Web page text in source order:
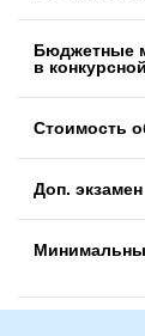
Бюджетные
в
Стоимость
Доп. экзамен